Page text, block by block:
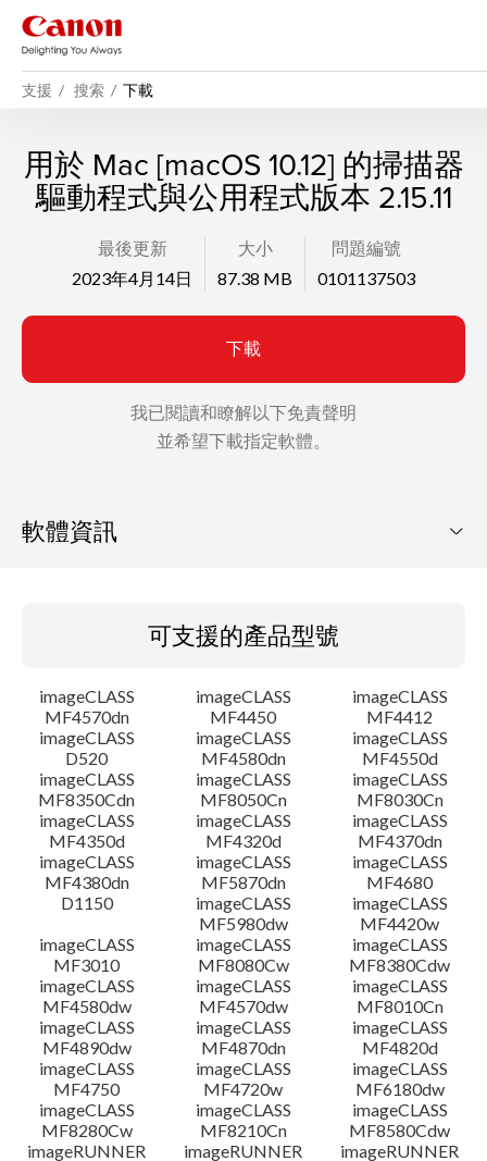
支援 搜索 下載
用於 Mac [macOS 10.12] 的掃描器
驅動程式與公用程式版本 2.15.11
最後更新
2023年4月14日
大小
87.38 MB
問題編號
0101137503
下載
我已閱讀和瞭解以下免責聲明
並希望下載指定軟體。
軟體資訊
語言
系統要求
注意事項
檔案資訊
免責聲明
可支援的產品型號
imageCLASS
MF4570dn
imageCLASS
MF4450
imageCLASS
MF4412
imageCLASS
D520
imageCLASS
MF4580dn
imageCLASS
MF4550d
imageCLASS
MF8350Cdn
imageCLASS
MF8050Cn
imageCLASS
MF8030Cn
imageCLASS
MF4350d
imageCLASS
MF4320d
imageCLASS
MF4370dn
imageCLASS
MF4380dn
imageCLASS
MF5870dn
imageCLASS
MF4680
D1150
imageCLASS
MF5980dw
imageCLASS
MF4420w
imageCLASS
MF3010
imageCLASS
MF8080Cw
imageCLASS
MF8380Cdw
imageCLASS
MF4580dw
imageCLASS
MF4570dw
imageCLASS
MF8010Cn
imageCLASS
MF4890dw
imageCLASS
MF4870dn
imageCLASS
MF4820d
imageCLASS
MF4750
imageCLASS
MF4720w
imageCLASS
MF6180dw
imageCLASS
MF8280Cw
imageCLASS
MF8210Cn
imageCLASS
MF8580Cdw
imageRUNNER
imageRUNNER
imageRUNNER